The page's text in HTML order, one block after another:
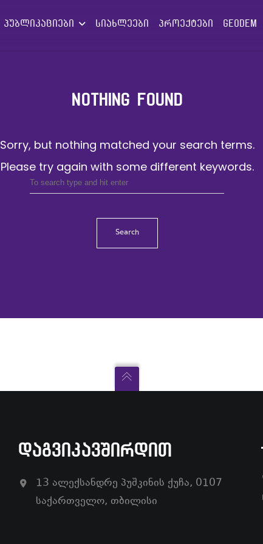
პუბლიკაციები სიახლეები პროექტები GEODEM
NOTHING FOUND
Sorry, but nothing matched your search terms.
Please try again with some different keywords.
Search
ᲓᲐᲒᲕᲘᲙᲐᲕᲨᲘᲠᲓᲘᲗ
13 ალექსანდრე პუშკინის ქუჩა, 0107
საქართველო, თბილისი